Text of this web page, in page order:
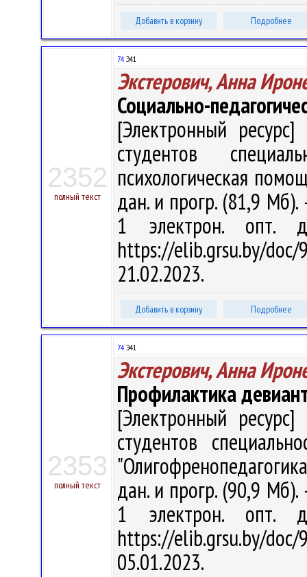
Добавить в корзину Подробнее
2352
полный текст
74 Э41
Экстерович, Анна
Социально-
[Электронный
студентов
психологическая
дан. и прогр. (81,9
1 электрон. опт.
https://elib.grsu.by/
21.02.2023.
Добавить в корзину Подробнее
2353
полный текст
74 Э41
Экстерович, Анна
Профилактика
[Электронный
студентов
дан. и прогр. (90,9
1 электрон. опт.
https://elib.grsu.by/
05.01.2023.